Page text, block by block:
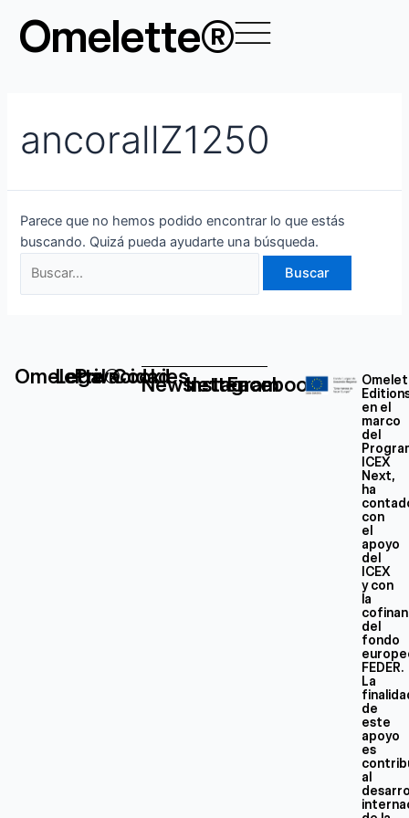
contenido
Omelette®
ancorallZ1250
Parece que no hemos podido encontrar lo que estás
buscando. Quizá pueda ayudarte una búsqueda.
por:
Omelette®
Legal
Privacidad
Cookies
Newsletter
Instagram
Facebook
en el
marco
del
ICEX
Next,
ha
con
el
apoyo
del
ICEX
y con
la
del
fondo
FEDER.
La
de
este
apoyo
es
al